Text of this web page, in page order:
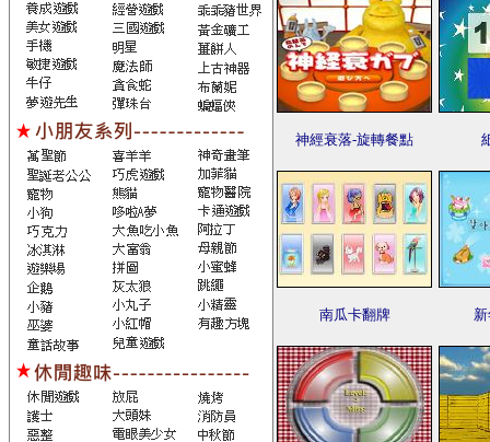
神經衰落-旋轉餐點
南瓜卡翻牌